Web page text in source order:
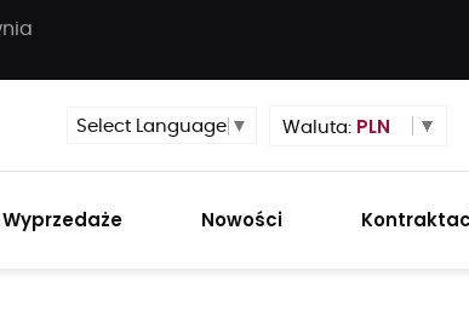
Select Language ▼ Waluta: PLN
Wyprzedaże Nowości